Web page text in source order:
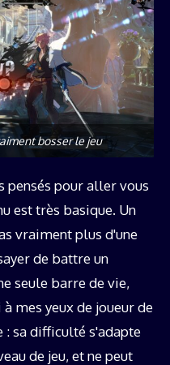
bosser le jeu
pensés pour aller vous
est très basique. Un
vraiment plus d'une
de battre un
seule barre de vie,
mes yeux de joueur de
sa difficulté s'adapte
de jeu, et ne peut